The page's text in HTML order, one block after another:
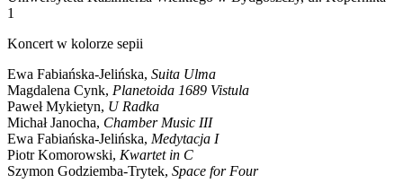
1
Koncert w kolorze sepii
Ewa Fabiańska-Jelińska, Suita Ulma
Magdalena Cynk, Planetoida 1689 Vistula
Paweł Mykietyn, U Radka
Michał Janocha, Chamber Music III
Ewa Fabiańska-Jelińska, Medytacja I
Piotr Komorowski, Kwartet in C
Szymon Godziemba-Trytek, Space for Four